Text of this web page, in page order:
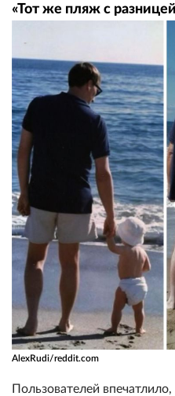
«Тот же пляж с
AlexRudi/reddit.com
Пользователей